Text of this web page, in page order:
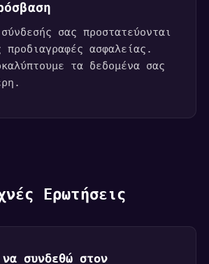
σας προστατεύονται
προδιαγραφές ασφαλείας.
τα δεδομένα σας
Ερωτήσεις
συνδεθώ στον